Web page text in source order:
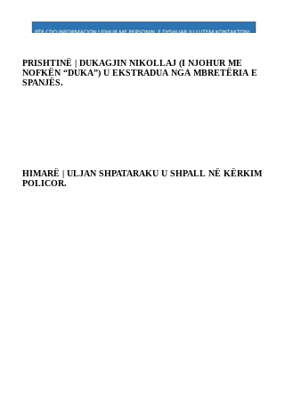
PRISHTINË | DUKAGJIN NIKOLLAJ (I NJOHUR ME
NOFKËN “DUKA”) U EKSTRADUA NGA MBRETËRIA E
SPANJËS.
HIMARË | ULJAN SHPATARAKU U SHPALL NË KËRKIM
POLICOR.